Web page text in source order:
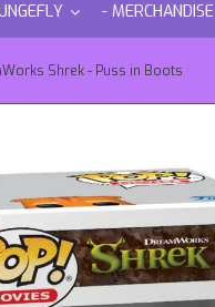
- MERCHANDISE
Shrek - Puss in Boots